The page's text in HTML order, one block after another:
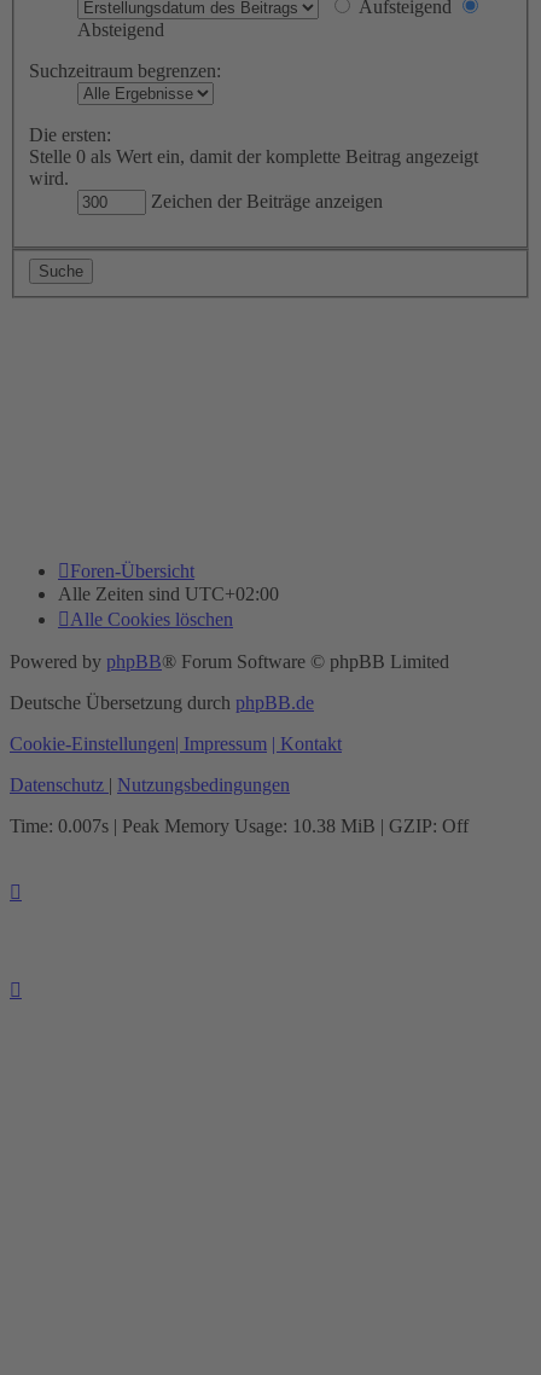
Aufsteigend
Absteigend
Suchzeitraum begrenzen:
Die ersten:
Stelle 0 als Wert ein, damit der komplette Beitrag angezeigt
wird.
Zeichen der Beiträge anzeigen
Foren-Übersicht
Alle Zeiten sind UTC+02:00
Alle Cookies löschen
Powered by phpBB® Forum Software © phpBB Limited
Deutsche Übersetzung durch phpBB.de
Cookie-Einstellungen| Impressum | Kontakt
Datenschutz | Nutzungsbedingungen
Time: 0.007s | Peak Memory Usage: 10.38 MiB | GZIP: Off